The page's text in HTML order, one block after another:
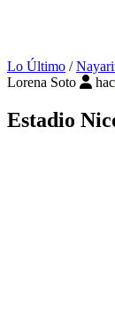
Lo Último /
Lorena Soto
Estadio